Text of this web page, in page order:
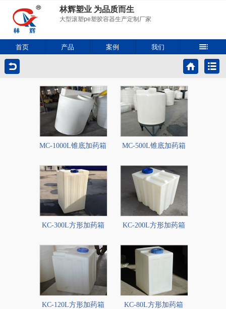
林辉塑业 为品质而生
大型滚塑pe塑胶容器生产定制厂家
首页 产品 案例 我们
MC-1000L锥底加药箱 MC-500L锥底加药箱
KC-300L方形加药箱 KC-200L方形加药箱
KC-120L方形加药箱 KC-80L方形加药箱